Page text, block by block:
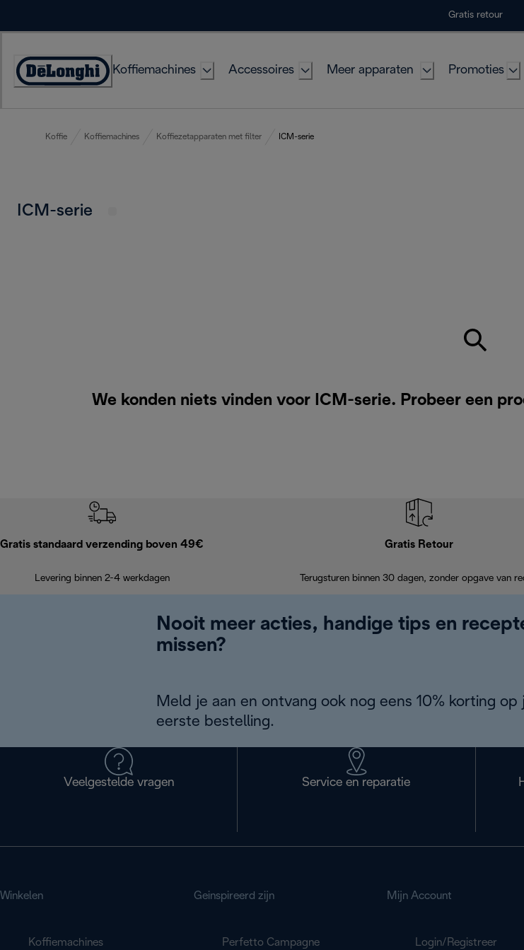
Gratis retour
Accessibility
Koffiemachines Accessoires Meer apparaten Promoties
Koffie Koffiemachines Koffiezetapparaten met filter ICM-serie
ICM-serie
We konden niets vinden voor ICM-serie. Probeer een
Gratis standaard verzending boven 49€
Levering binnen 2-4 werkdagen
Gratis Retour
Terugsturen binnen 30 dagen, zonder opgave van
Nooit meer acties, handige tips en
missen?
Meld je aan en ontvang ook nog eens 10% korting op
eerste bestelling.
Veelgestelde vragen Service en reparatie
Winkelen
Koffiemachines
Geinspireerd zijn
Perfetto Campagne
Mijn Account
Login/Registreer